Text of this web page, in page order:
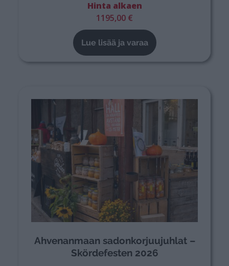
Hinta alkaen
1195,00 €
Lue lisää ja varaa
Ahvenanmaan sadonkorjuujuhlat –
Skördefesten 2026